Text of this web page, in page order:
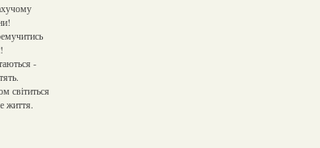
-
світиться
життя.